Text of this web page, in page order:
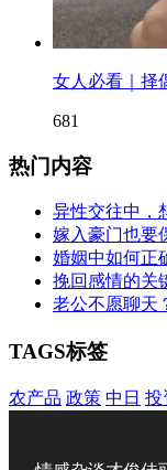
女人必看｜择
681
热门内容
异性交往中，
嫁入豪门也要
婚姻中如何正
挽回感情的关
老公不愿聊天
TAGS标签
农产品 政策 中日 投